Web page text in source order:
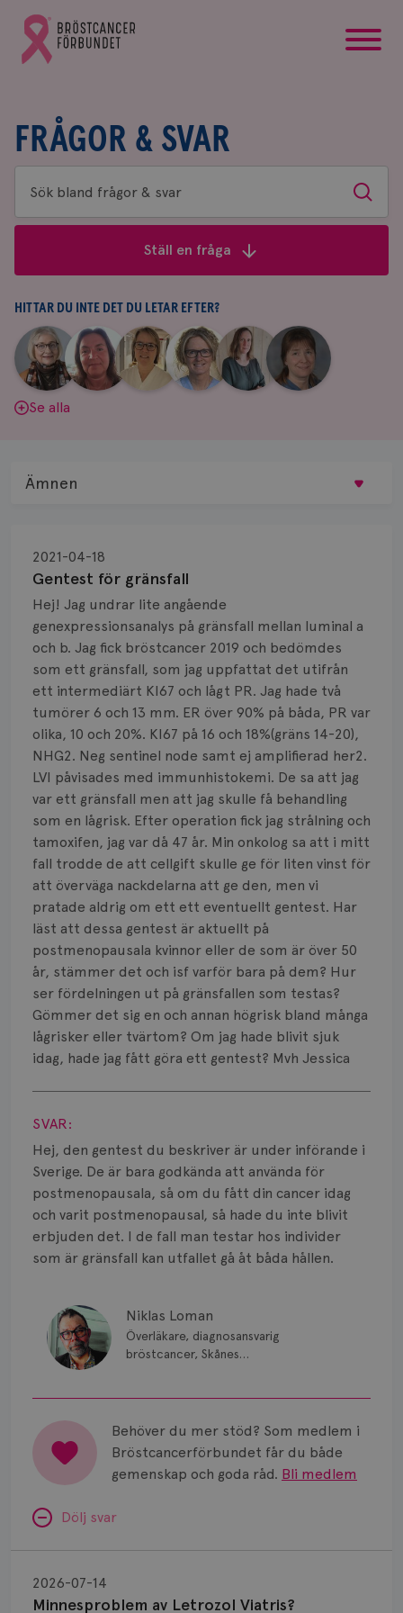
Gå
till
Bröstcancerförbundets
FRÅGOR & SVAR
Sök
bland
&
svar
Sök
Ställ en fråga
HITTAR DU INTE DET DU LETAR EFTER?
Aina
Johnsson
|
Anne
Andersson
Fredrika
Killander
|
Jeanette
Bäcklund
|
Maria
Edegran
|
Yvette
Andersson
Se alla
Gentest för gränsfall
2021-04-18
Hej! Jag undrar lite angående
genexpressionsanalys på gränsfall mellan luminal a
och b. Jag fick bröstcancer 2019 och bedömdes
som ett gränsfall, som jag uppfattat det utifrån
ett intermediärt KI67 och lågt PR. Jag hade två
tumörer 6 och 13 mm. ER över 90% på båda, PR var
olika, 10 och 20%. KI67 på 16 och 18%(gräns 14-20),
NHG2. Neg sentinel node samt ej amplifierad her2.
LVI påvisades med immunhistokemi. De sa att jag
var ett gränsfall men att jag skulle få behandling
som en lågrisk. Efter operation fick jag strålning och
tamoxifen, jag var då 47 år. Min onkolog sa att i mitt
fall trodde de att cellgift skulle ge för liten vinst för
att överväga nackdelarna att ge den, men vi
pratade aldrig om ett ett eventuellt gentest. Har
läst att dessa gentest är aktuellt på
postmenopausala kvinnor eller de som är över 50
år, stämmer det och isf varför bara på dem? Hur
ser fördelningen ut på gränsfallen som testas?
Gömmer det sig en och annan högrisk bland många
lågrisker eller tvärtom? Om jag hade blivit sjuk
idag, hade jag fått göra ett gentest? Mvh Jessica
Visa svar
SVAR:
Hej, den gentest du beskriver är under införande i
Sverige. De är bara godkända att använda för
postmenopausala, så om du fått din cancer idag
och varit postmenopausal, så hade du inte blivit
erbjuden det. I de fall man testar hos individer
som är gränsfall kan utfallet gå åt båda hållen.
Niklas Loman
Överläkare, diagnosansvarig
bröstcancer, Skånes
Behöver du mer stöd? Som medlem i
Bröstcancerförbundet får du både
gemenskap och goda råd. Bli medlem
Dölj svar
Minnesproblem av Letrozol Viatris?
2026-07-14
Letrozol
Ämnen
Biopsi
Biverkningar
Bröstvårta
Knöl
Läkemedel
Typ av bröstcancer
Smärta
Prognos
Risker
Spridd bröstcancer
Strålning
Vätska